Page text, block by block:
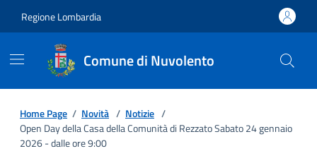
Regione Lombardia
Comune di Nuvolento
Home Page / Novità / Notizie /
Open Day della Casa della Comunità di Rezzato Sabato 24 gennaio
2026 - dalle ore 9:00